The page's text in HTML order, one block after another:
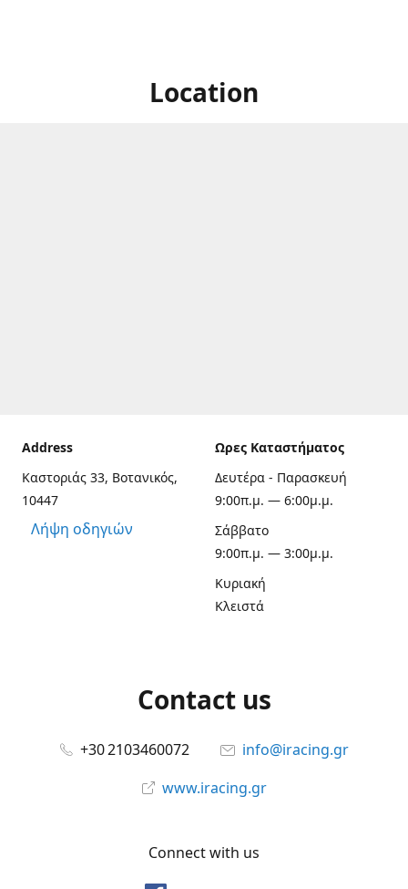
Location
Address
Καστοριάς 33, Βοτανικός,
10447
Λήψη οδηγιών
Ωρες Καταστήματος
Δευτέρα - Παρασκευή
9:00π.μ. — 6:00μ.μ.
Σάββατο
9:00π.μ. — 3:00μ.μ.
Κυριακή
Κλειστά
Contact us
+30 2103460072
info@iracing.gr
www.iracing.gr
Connect with us